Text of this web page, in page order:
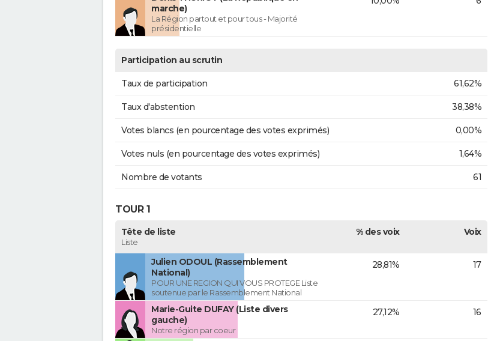
marche)
La Région partout et pour tous - Majorité
présidentielle
Participation au scrutin
Taux de participation 61,62%
Taux d'abstention 38,38%
Votes blancs (en pourcentage des votes exprimés) 0,00%
Votes nuls (en pourcentage des votes exprimés) 1,64%
Nombre de votants 61
TOUR 1
Tête de liste
Liste
% des voix Voix
Julien ODOUL (Rassemblement
National)
POUR UNE REGION QUI VOUS PROTEGE Liste
soutenue par le Rassemblement National
28,81% 17
Marie-Guite DUFAY (Liste divers
gauche)
Notre région par coeur
27,12% 16